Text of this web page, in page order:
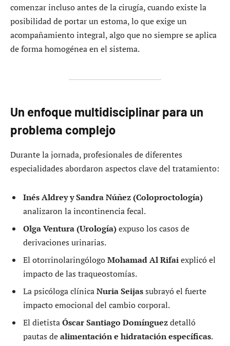
comenzar incluso antes de la cirugía, cuando existe la
posibilidad de portar un estoma, lo que exige un
acompañamiento integral, algo que no siempre se aplica
de forma homogénea en el sistema.
Un enfoque multidisciplinar para un
problema complejo
Durante la jornada, profesionales de diferentes
especialidades abordaron aspectos clave del tratamiento:
Inés Aldrey y Sandra Núñez (Coloproctología)
analizaron la incontinencia fecal.
Olga Ventura (Urología)expuso los casos de
derivaciones urinarias.
El otorrinolaringólogoMohamad Al Rifaiexplicó el
impacto de las traqueostomías.
La psicóloga clínicaNuria Seijassubrayó el fuerte
impacto emocional del cambio corporal.
El dietistaÓscar Santiago Domínguezdetalló
pautas dealimentación e hidratación específicas.